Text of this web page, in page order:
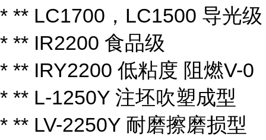
* ** LC1700，LC1500 导光级
* ** IR2200 食品级
* ** IRY2200 低粘度 阻燃V-0
* ** L-1250Y 注坯吹塑成型
* ** LV-2250Y 耐磨擦磨损型